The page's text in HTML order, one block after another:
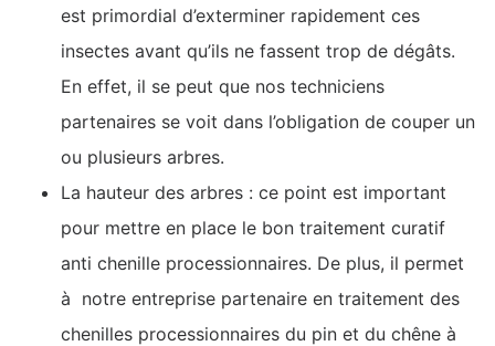
est primordial d’exterminer rapidement ces
insectes avant qu’ils ne fassent trop de dégâts.
En effet, il se peut que nos techniciens
partenaires se voit dans l’obligation de couper un
ou plusieurs arbres.
La hauteur des arbres : ce point est important
pour mettre en place le bon traitement curatif
anti chenille processionnaires. De plus, il permet
à notre entreprise partenaire en traitement des
chenilles processionnaires du pin et du chêne à